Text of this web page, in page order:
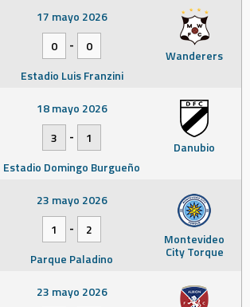
Wanderers
17 mayo 2026
0
-
0
Estadio Luis Franzini
Danubio
18 mayo 2026
3
-
1
Estadio Domingo Burgueño
Montevideo
City Torque
23 mayo 2026
1
-
2
Parque Paladino
23 mayo 2026